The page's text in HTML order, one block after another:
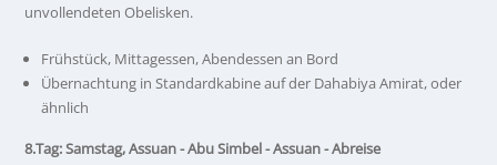
unvollendeten Obelisken.
Frühstück, Mittagessen, Abendessen an Bord
Übernachtung in Standardkabine auf der Dahabiya Amirat, oder
ähnlich
8.Tag: Samstag, Assuan - Abu Simbel - Assuan - Abreise